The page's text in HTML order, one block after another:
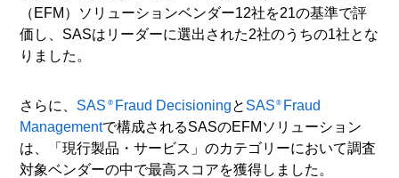
（EFM）ソリューションベンダー12社を21の基準で評
価し、SASはリーダーに選出された2社のうちの1社とな
りました。
さらに、 SAS ® Fraud Decisioningと SAS ® Fraud
Managementで構成されるSASのEFMソリューション
は、「現行製品・サービス」のカテゴリーにおいて調査
対象ベンダーの中で最高スコアを獲得しました。